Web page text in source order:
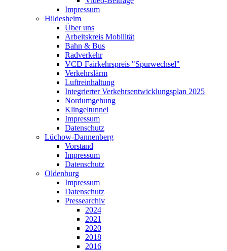
Impressum
Hildesheim
Über uns
Arbeitskreis Mobilität
Bahn & Bus
Radverkehr
VCD Fairkehrspreis "Spurwechsel"
Verkehrslärm
Luftreinhaltung
Integrierter Verkehrsentwicklungsplan 2025
Nordumgehung
Klingeltunnel
Impressum
Datenschutz
Lüchow-Dannenberg
Vorstand
Impressum
Datenschutz
Oldenburg
Impressum
Datenschutz
Pressearchiv
2024
2021
2020
2018
2016